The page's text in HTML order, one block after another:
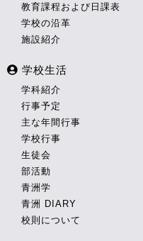
教育課程および日課表
学校の沿革
施設紹介
学校生活
学科紹介
行事予定
主な年間行事
学校行事
生徒会
部活動
青洲学
青洲 DIARY
校則について